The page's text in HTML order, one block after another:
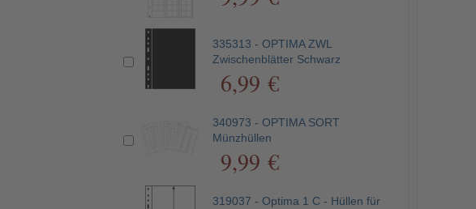
335313 - OPTIMA ZWL
Zwischenblätter Schwarz
6,99 €
340973 - OPTIMA SORT
Münzhüllen
9,99 €
319037 - Optima 1 C - Hüllen für